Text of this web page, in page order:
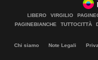
LIBERO VIRGILIO
PAGINEBIANCHE
TUTTOCITTÀ
Chi siamo Note Legali